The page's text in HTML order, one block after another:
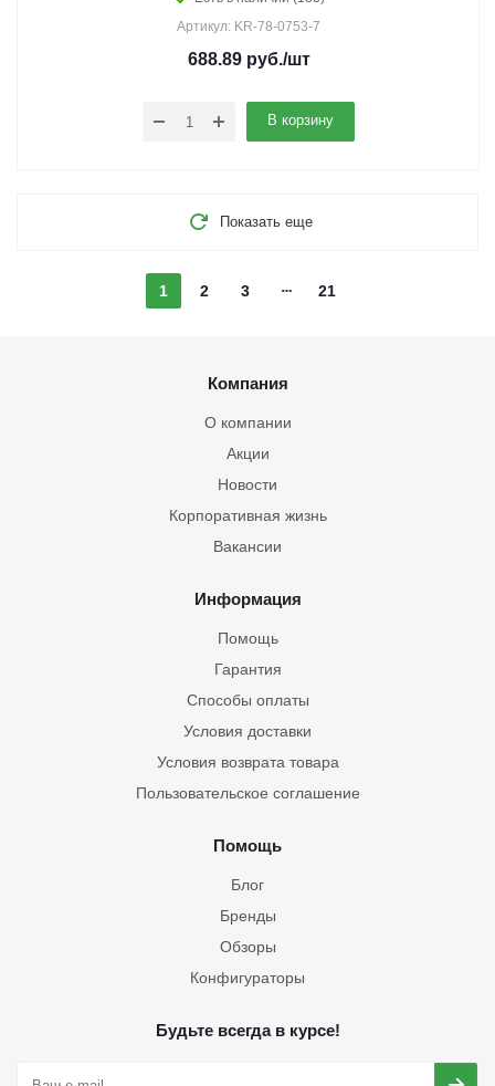
Артикул: KR-78-0753-7
688.89руб./шт
В корзину
Показать еще
1 2 3 21
Компания
О компании
Акции
Новости
Корпоративная жизнь
Вакансии
Информация
Помощь
Гарантия
Способы оплаты
Условия доставки
Условия возврата товара
Пользовательское соглашение
Помощь
Блог
Бренды
Обзоры
Конфигураторы
Будьте всегда в курсе!